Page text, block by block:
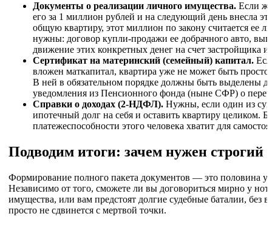
Документы о реализации личного имущества. Если
его за 1 миллион рублей и на следующий день внесла
общую квартиру, этот миллион по закону считается ее
нужны: договор купли-продажи ее добрачного авто,
движение этих конкретных денег на счет застройщика
Сертификат на материнский (семейный) капитал.
вложен маткапитал, квартира уже не может быть
В ней в обязательном порядке должны быть выделены
уведомления из Пенсионного фонда (ныне СФР) о
Справки о доходах (2-НДФЛ). Нужны, если один из
ипотечный долг на себя и оставить квартиру целиком.
платежеспособности этого человека хватит для
Подводим итоги: зачем нужен строгий
Формирование полного пакета документов — это половина
Независимо от того, сможете ли вы договориться мирно у
имущества, или вам предстоят долгие судебные баталии, без
просто не сдвинется с мертвой точки.